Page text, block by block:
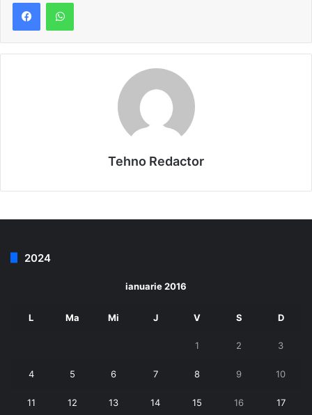
Tehno Redactor
2024
ianuarie 2016
L Ma Mi J V S D
1 2 3
4 5 6 7 8 9 10
11 12 13 14 15 16 17